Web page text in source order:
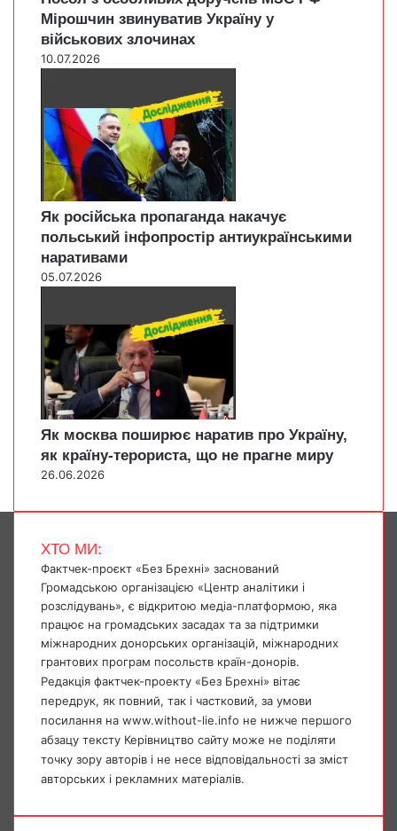
Мірошчин звинуватив Україну у
військових злочинах
10.07.2026
Як російська пропаганда накачує
польський інфопростір антиукраїнськими
наративами
05.07.2026
Як москва поширює наратив про Україну,
як країну-терориста, що не прагне миру
26.06.2026
ХТО МИ:
Фактчек-проєкт «Без Брехні» заснований
Громадською організацією «Центр аналітики і
розслідувань», є відкритою медіа-платформою, яка
працює на громадських засадах та за підтримки
міжнародних донорських організацій, міжнародних
грантових програм посольств країн-донорів.
Редакція фактчек-проекту «Без Брехні» вітає
передрук, як повний, так і частковий, за умови
посилання на www.without-lie.info не нижче першого
абзацу тексту Керівництво сайту може не поділяти
точку зору авторів і не несе відповідальності за зміст
авторських і рекламних матеріалів.